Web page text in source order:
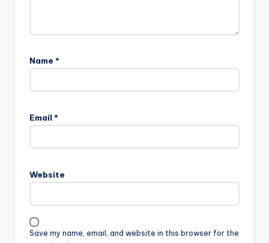
Name *
Email *
Website
Save my name, email, and website in this browser for the